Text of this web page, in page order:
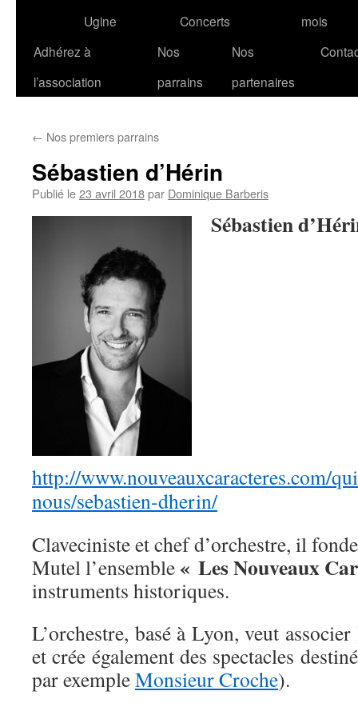
Ugine
Concerts
mois
Adhérez à
l’association
Nos
parrains
Nos
partenaires
← Nos premiers parrains
Sébastien d’Hérin
Publié le23 avril 2018par Dominique Barberis
Sébastien
http://www.nouveauxcaracteres.com/
nous/sebastien-dherin/
Claveciniste et chef d’orchestre, il
Mutel l’ensemble « Les Nouveaux
instruments historiques.
L’orchestre, basé à Lyon, veut
et crée également des spectacles
par exempleMonsieur Croche).